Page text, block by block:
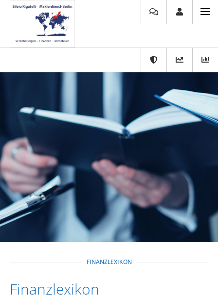
FINANZLEXIKON
Finanzlexikon